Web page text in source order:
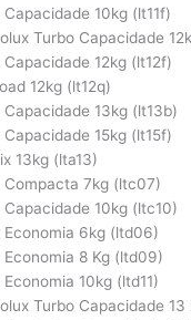
10kg (lt11f)
Turbo Capacidade
12kg (lt12f)
12kg (lt12q)
13kg (lt13b)
15kg (lt15f)
13kg (lta13)
Compacta 7kg (ltc07)
10kg (ltc10)
Economia 6kg (ltd06)
8 Kg (ltd09)
10kg (ltd11)
Turbo Capacidade 13